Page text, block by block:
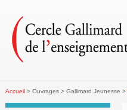
Accueil > Ouvrages > Gallimard Jeunesse >